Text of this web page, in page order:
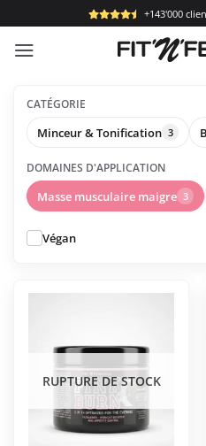
au
contenu
+143'000
CATÉGORIE
Minceur & Tonification 3
DOMAINES D'APPLICATION
Masse musculaire maigre 3
Végan
RUPTURE DE STOCK
plusieurs
variations.
options
peuvent